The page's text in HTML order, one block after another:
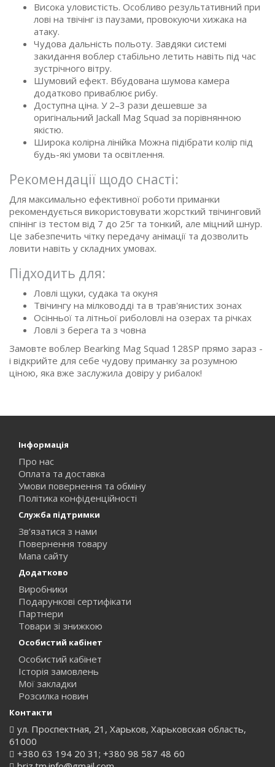
Висока уловистість. Особливо результативний при
лові на твічінг із паузами, провокуючи хижака на
атаку.
Чудова дальність польоту. Завдяки системі
закидання воблер стабільно летить навіть під час
зустрічного вітру.
Шумовий ефект. Вбудована шумова камера
додатково приваблює рибу.
Доступна ціна. У 2–3 рази дешевше за
оригінальний Jackall Mag Squad за порівнянною
якістю.
Широка колірна лінійка Можна підібрати колір під
будь-які умови та освітлення.
Рекомендації щодо снасті:
Для максимально ефективної роботи приманки
рекомендується використовувати жорсткий твічинговий
спінінг із тестом від 7 до 25г та тонкий, але міцний шнур.
Це забезпечить чітку передачу анімації та дозволить
ловити навіть у складних умовах.
Підходить для:
Ловлі щуки, судака та окуня
Твічингу на мілководді та в трав'янистих зонах
Осінньої та літньої риболовлі на озерах та річках
Ловлі з берега та з човна
Замовте воблер Bearking Mag Squad 128SP прямо зараз -
і відкрийте для себе чудову приманку за розумною
ціною, яка вже заслужила довіру у рибалок!
Інформація
Про нас
Оплата та доставка
Умови повернення та обміну
Політика конфіденційності
Служба підтримки
Зв’язатися з нами
Повернення товару
Мапа сайту
Додатково
Виробники
Подарункові сертифікати
Партнери
Товари зі знижкою
Особистий кабінет
Особистий кабінет
Історія замовлень
Мої закладки
Розсилка новин
Контакти
ул. Проспектная, 21, Харьков, Харьковская область,
61000
+380 63 194 20 31; +380 98 587 48 60